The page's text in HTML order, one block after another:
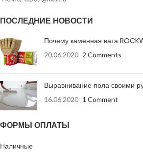
ПОСЛЕДНИЕ НОВОСТИ
Почему каменная вата
20.06.2020 2 Comments
Выравнивание пола своими
16.06.2020 1 Comment
ФОРМЫ ОПЛАТЫ
Наличные